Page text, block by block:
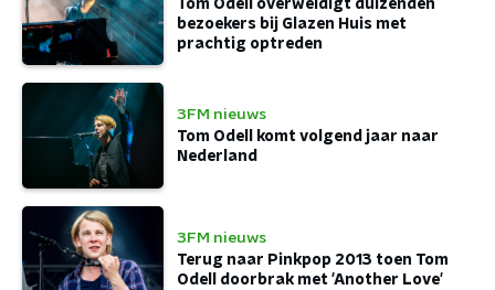
Tom Odell overweldigt duizenden
bezoekers bij Glazen Huis met
prachtig optreden
3FM nieuws
Tom Odell komt volgend jaar naar
Nederland
3FM nieuws
Terug naar Pinkpop 2013 toen Tom
Odell doorbrak met 'Another Love'